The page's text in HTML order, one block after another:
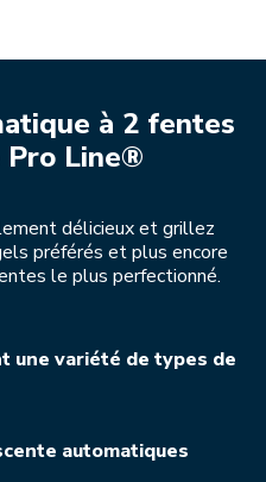
à 2 fentes
Pro Line®
délicieux et grillez
préférés et plus encore
le plus perfectionné.
une variété de types de
automatiques